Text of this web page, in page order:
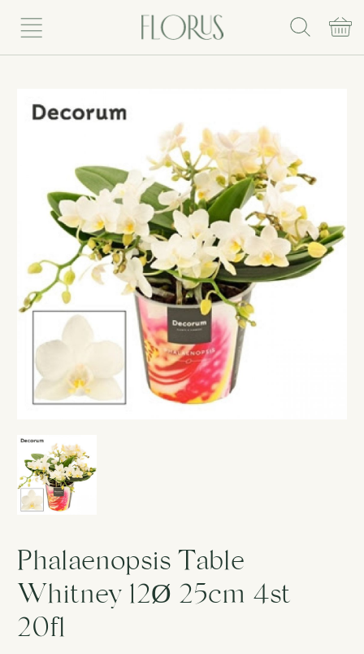
Rinkis puokštę
Vazoniniai augalai
Vazonai
Vazos
Gedulas
Puokštė „Staigmena“
Paslaugos
Salonas
Phalaenopsis Table
Whitney 12Ø 25cm 4st
20fl